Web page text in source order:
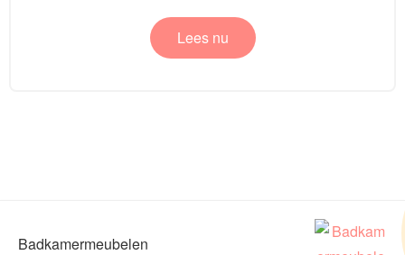
Lees nu
Badkamermeubelen